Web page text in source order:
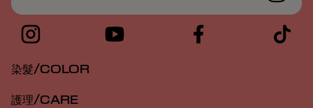
染髮/COLOR
護理/CARE